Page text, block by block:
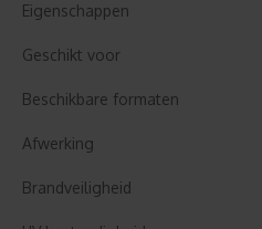
Eigenschappen
Geschikt voor
Beschikbare formaten
Afwerking
Brandveiligheid